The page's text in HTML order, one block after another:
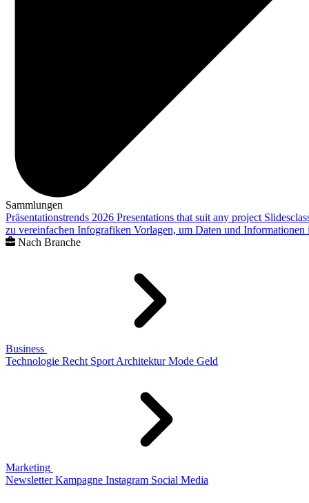
Sammlungen
Präsentationstrends 2026 Presentations that suit any project
zu vereinfachen Infografiken Vorlagen, um Daten und
Nach Branche
Business
Technologie Recht Sport Architektur Mode Geld
Marketing
Newsletter Kampagne Instagram Social Media